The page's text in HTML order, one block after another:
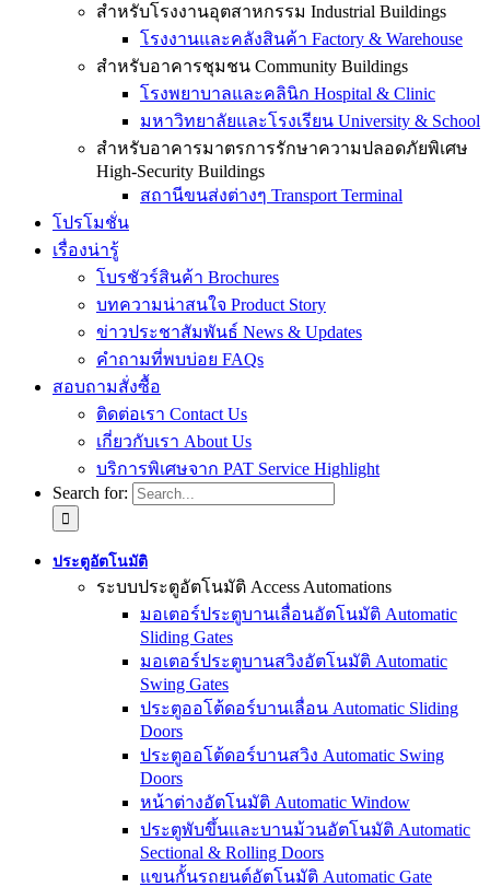
สำหรับโรงงานอุตสาหกรรม Industrial Buildings
โรงงานและคลังสินค้า Factory & Warehouse
สำหรับอาคารชุมชน Community Buildings
โรงพยาบาลและคลินิก Hospital & Clinic
มหาวิทยาลัยและโรงเรียน University & School
สำหรับอาคารมาตรการรักษาความปลอดภัยพิเศษ
High-Security Buildings
สถานีขนส่งต่างๆ Transport Terminal
โปรโมชั่น
เรื่องน่ารู้
โบรชัวร์สินค้า Brochures
บทความน่าสนใจ Product Story
ข่าวประชาสัมพันธ์ News & Updates
คำถามที่พบบ่อย FAQs
สอบถามสั่งซื้อ
ติดต่อเรา Contact Us
เกี่ยวกับเรา About Us
บริการพิเศษจาก PAT Service Highlight
Search for:
ประตูอัตโนมัติ
ระบบประตูอัตโนมัติ Access Automations
มอเตอร์ประตูบานเลื่อนอัตโนมัติ Automatic
Sliding Gates
มอเตอร์ประตูบานสวิงอัตโนมัติ Automatic
Swing Gates
ประตูออโต้ดอร์บานเลื่อน Automatic Sliding
Doors
ประตูออโต้ดอร์บานสวิง Automatic Swing
Doors
หน้าต่างอัตโนมัติ Automatic Window
ประตูพับขึ้นและบานม้วนอัตโนมัติ Automatic
Sectional & Rolling Doors
แขนกั้นรถยนต์อัตโนมัติ Automatic Gate